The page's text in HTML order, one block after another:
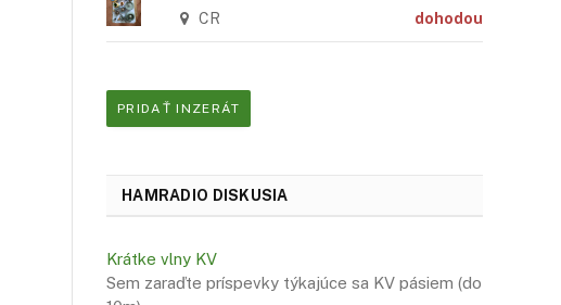
CR dohodou
PRIDAŤ INZERÁT
HAMRADIO DISKUSIA
Krátke vlny KV
Sem zaraďte príspevky týkajúce sa KV pásiem (do